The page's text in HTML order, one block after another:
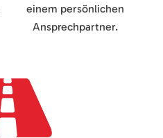
einem persönlichen
Ansprechpartner.